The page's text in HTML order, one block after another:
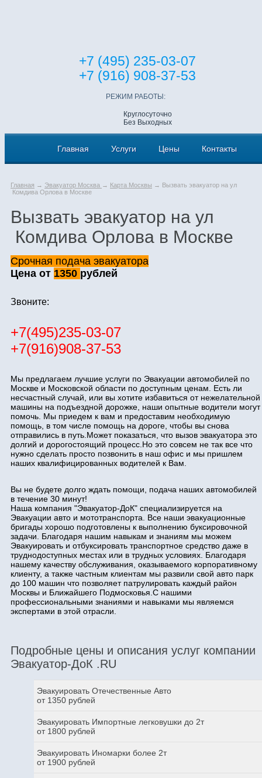
+7 (495) 235-03-07
+7 (916) 908-37-53
РЕЖИМ РАБОТЫ:
Круглосуточно
Без Выходных
Главная Услуги Цены Контакты
Главная → Эвакуатор Москва → Карта Москвы → Вызвать эвакуатор на ул
Комдива Орлова в Москве
Вызвать эвакуатор на ул
Комдива Орлова в Москве
Срочная подача эвакуатора
Цена от 1350 рублей
Звоните:
+7(495)235-03-07
+7(916)908-37-53
Мы предлагаем лучшие услуги по Эвакуации автомобилей по
Москве и Московской области по доступным ценам. Есть ли
несчастный случай, или вы хотите избавиться от нежелательной
машины на подъездной дорожке, наши опытные водители могут
помочь. Мы приедем к вам и предоставим необходимую
помощь, в том числе помощь на дороге, чтобы вы снова
отправились в путь.Может показаться, что вызов эвакуатора это
долгий и дорогостоящий процесс.Но это совсем не так все что
нужно сделать просто позвонить в наш офис и мы пришлем
наших квалифицированных водителей к Вам.
Вы не будете долго ждать помощи, подача наших автомобилей
в течение 30 минут!
Наша компания "Эвакуатор-ДоК" специализируется на
Эвакуации авто и мототранспорта. Все наши эвакуационные
бригады хорошо подготовлены к выполнению буксировочной
задачи. Благодаря нашим навыкам и знаниям мы можем
Эвакуировать и отбуксировать транспортное средство даже в
труднодоступных местах или в трудных условиях. Благодаря
нашему качеству обслуживания, оказываемого корпоративному
клиенту, а также частным клиентам мы развили свой авто парк
до 100 машин что позволяет патрулировать каждый район
Москвы и Ближайшего Подмосковья.С нашими
профессиональными знаниями и навыками мы являемся
экспертами в этой отрасли.
Подробные цены и описания услуг компании
Эвакуатор-ДоК .RU
Эвакуировать Отечественные Авто
от 1350 рублей
Эвакуировать Импортные легковушки до 2т
от 1800 рублей
Эвакуировать Иномарки более 2т
от 1900 рублей